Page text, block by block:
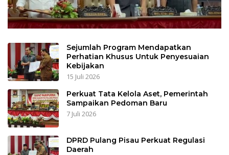
Sejumlah Program Mendapatkan
Perhatian Khusus Untuk Penyesuaian
Kebijakan
15 Juli 2026
Perkuat Tata Kelola Aset, Pemerintah
Sampaikan Pedoman Baru
7 Juli 2026
DPRD Pulang Pisau Perkuat Regulasi
Daerah